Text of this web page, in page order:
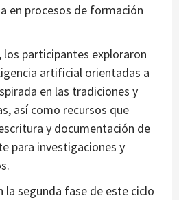
en procesos de formación
los participantes exploraron
artificial orientadas a
en las tradiciones y
así como recursos que
y documentación de
para investigaciones y
la segunda fase de este ciclo